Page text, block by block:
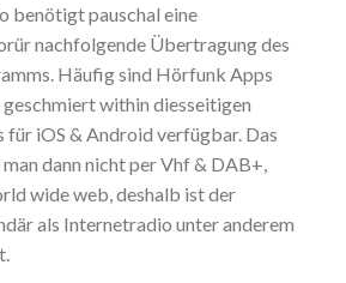
benötigt pauschal eine
nachfolgende Übertragung des
Häufig sind Hörfunk Apps
within diesseitigen
für iOS & Android verfügbar. Das
dann nicht per Vhf & DAB+,
wide web, deshalb ist der
als Internetradio unter anderem